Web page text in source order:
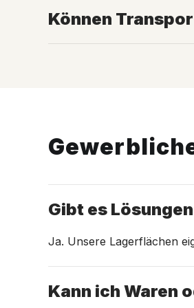
Können
Gibt es
Ja. Unsere Lagerflächen
Kann ich Waren